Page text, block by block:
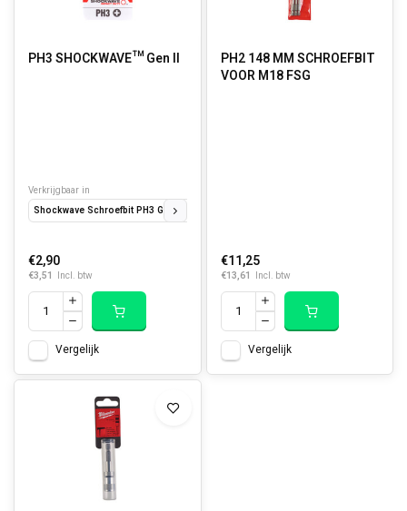
PH3 SHOCKWAVE™ Gen II
Verkrijgbaar in
Shockwave Schroefbit PH3 GEN2 25 mm (2 st)
€2,90
€3,51 Incl. btw
Vergelijk
PH2 148 MM SCHROEFBIT
VOOR M18 FSG
€11,25
€13,61 Incl. btw
Vergelijk